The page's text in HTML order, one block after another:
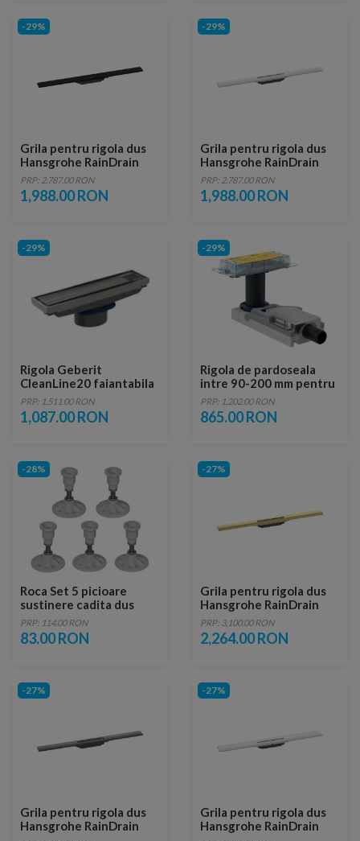
-29%
Grila pentru rigola dus
Hansgrohe RainDrain
Flex ajustabil negru mat
80 cm
PRP: 2,787.00 RON
1,988.00 RON
-29%
Grila pentru rigola dus
Hansgrohe RainDrain
Flex ajustabil alb mat 80
cm
PRP: 2,787.00 RON
1,988.00 RON
-29%
Rigola Geberit
CleanLine20 faiantabila
19 cm
PRP: 1,511.00 RON
1,087.00 RON
-29%
Rigola de pardoseala
intre 90-200 mm pentru
dus Geberit CleanLine
PRP: 1,202.00 RON
865.00 RON
-28%
Roca Set 5 picioare
sustinere cadita dus
PRP: 114.00 RON
83.00 RON
-27%
Grila pentru rigola dus
Hansgrohe RainDrain
Flex ajustabil auriu
lucios 80 cm
PRP: 3,100.00 RON
2,264.00 RON
-27%
Grila pentru rigola dus
Hansgrohe RainDrain
-27%
Grila pentru rigola dus
Hansgrohe RainDrain